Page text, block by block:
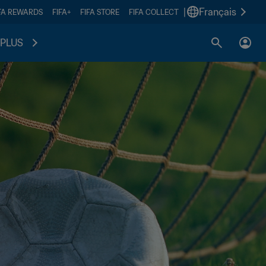
REWARDS FIFA+ FIFA STORE FIFA COLLECT Français
PLUS